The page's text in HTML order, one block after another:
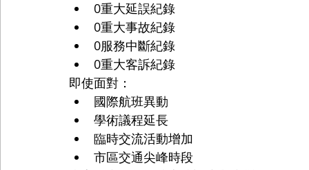
0重大延誤紀錄
0重大事故紀錄
0服務中斷紀錄
0重大客訴紀錄
即使面對：
國際航班異動
學術議程延長
臨時交流活動增加
市區交通尖峰時段